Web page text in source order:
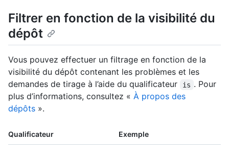
Filtrer en fonction de la visibilité du
dépôt
Vous pouvez effectuer un filtrage en fonction de la
visibilité du dépôt contenant les problèmes et les
demandes de tirage à l’aide du qualificateur
is . Pour
plus d’informations, consultez « À propos des
dépôts ».
Qualificateur Exemple